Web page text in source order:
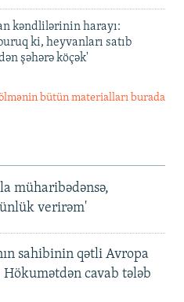
kəndlilərinin harayı:
ki, heyvanları satıb
şəhərə köçək'
bütün materialları burada
müharibədənsə,
verirəm'
sahibinin qətli Avropa
cavab tələb